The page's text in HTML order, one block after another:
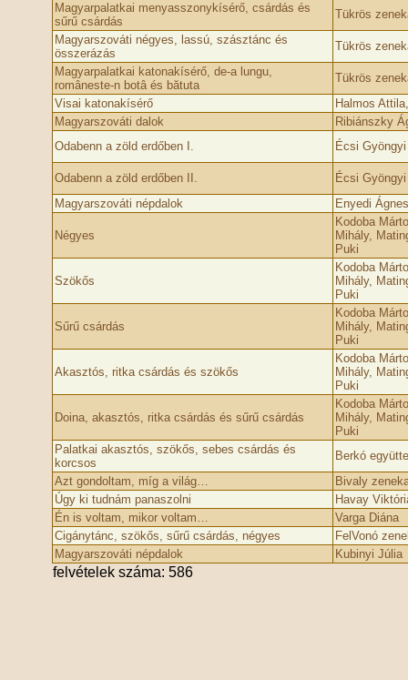
Magyarpalatkai menyasszonykísérő, csárdás és
sűrű csárdás
Tükrös
Magyarszováti négyes, lassú, szásztánc és
összerázás
Tükrös
Magyarpalatkai katonakísérő, de-a lungu,
româneste-n botâ és bătuta
Tükrös
Visai katonakísérő
Halmos
Magyarszováti dalok
Ribiánszky
Odabenn a zöld erdőben I.
Écsi Gyöngyi
Odabenn a zöld erdőben II.
Écsi Gyöngyi
Magyarszováti népdalok
Enyedi Ágnes
Négyes
Kodoba
Mihály,
Puki
Szökős
Kodoba
Mihály,
Puki
Sűrű csárdás
Kodoba
Mihály,
Puki
Akasztós, ritka csárdás és szökős
Kodoba
Mihály,
Puki
Doina, akasztós, ritka csárdás és sűrű csárdás
Kodoba
Mihály,
Puki
Palatkai akasztós, szökős, sebes csárdás és
korcsos
Berkó
Azt gondoltam, míg a világ…
Bivaly
Úgy ki tudnám panaszolni
Havay
Én is voltam, mikor voltam…
Varga Diána
Cigánytánc, szökős, sűrű csárdás, négyes
FelVonó
Magyarszováti népdalok
Kubinyi Júlia
felvételek száma: 586